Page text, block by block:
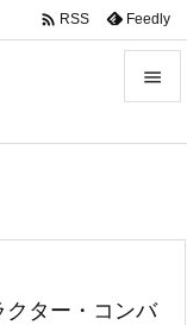



 RSS Feedly
ター・コンバ